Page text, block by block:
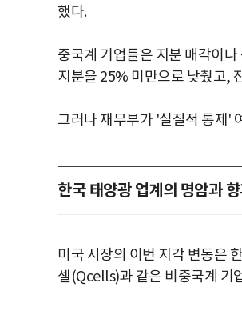
했다.
중국계 기업들은 지분 매각이
지분을 25% 미만으로 낮췄고,
그러나 재무부가 '실질적 통제'
한국 태양광 업계의 명암과
미국 시장의 이번 지각 변동은
셀(Qcells)과 같은 비중국계 기